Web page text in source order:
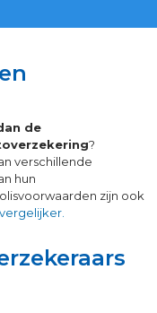
de
?
verschillende
hun
zijn ook
vergelijker.